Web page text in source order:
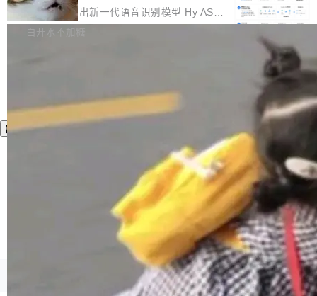
颈。 代码仓深度理解服务（以下简称" CodeBas
e深度理解服务"）是华为云码道（CodeA...
的账号密码进入A集群，输入了一条被程序员圈
称为"删库跑路"的命令——最高管理员权限、无
存永远不够用。 Cloudflare 的 Workers AI 团队
一直在跑这些模型的推理。他们在官方博客上发
整性保护。效果是：吞吐量提升 41%，每 token
成本降低 30%，精度不变。 FP8 省的不仅是显
存 KV cache 是推理时最吃显...
腾讯混元正式推出新一代语音识别模型 Hy ASR
3.0preview。基于最新一代大语言模型 Hy3 的
让语音识别不再只是听清，而是真正听懂。通过
先理解你的语境和意图，再把准确的文字直接给
到你。从“逐字转写、单点优化”演进为“理解语
境、兼容场景、一键直出”。 Hy ASR 3.0 previe
w 不要求标准普通话，方言识别覆盖粤语、吴语
等 10 大方言片区和 20 余个二级小片区。在开
源评测集中，Hy ASR 3.0 preview 在多语种的
白开水不加糖
©OSCHINA(OSChina.NET) 京ICP备2025119063号